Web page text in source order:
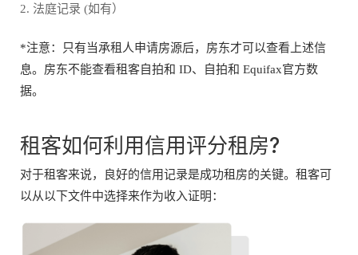
法庭记录 (如有）
*注意：只有当承租人申请房源后，房东才可以查看上述信
息。房东不能查看租客自拍和 ID、自拍和 Equifax官方数
据。
租客如何利用信用评分租房?
对于租客来说，良好的信用记录是成功租房的关键。租客可
以从以下文件中选择来作为收入证明：